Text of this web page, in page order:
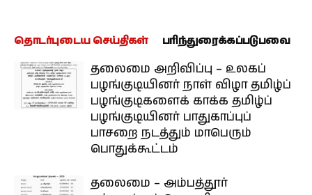
தொடர்புடைய செய்திகள் பரிந்துரைக்கப்படுபவை
தலைமை அறிவிப்பு – உலகப்
பழங்குடியினர் நாள் விழா தமிழ்ப்
பழங்குடிகளைக் காக்க தமிழ்ப்
பழங்குடியினர் பாதுகாப்புப்
பாசறை நடத்தும் மாபெரும்
பொதுக்கூட்டம்
தலைமை – அம்பத்தூர்